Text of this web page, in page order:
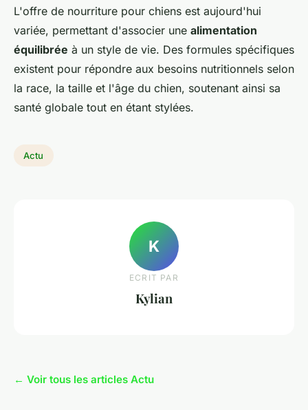
L'offre de nourriture pour chiens est aujourd'hui
variée, permettant d'associer une alimentation
équilibrée à un style de vie. Des formules spécifiques
existent pour répondre aux besoins nutritionnels selon
la race, la taille et l'âge du chien, soutenant ainsi sa
santé globale tout en étant stylées.
Actu
K
ECRIT PAR
Kylian
← Voir tous les articles Actu